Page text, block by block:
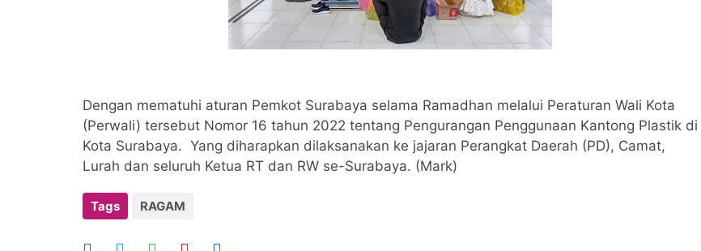
Dengan mematuhi aturan Pemkot Surabaya selama Ramadhan melalui Peraturan Wali Kota
(Perwali) tersebut Nomor 16 tahun 2022 tentang Pengurangan Penggunaan Kantong Plastik di
Kota Surabaya. Yang diharapkan dilaksanakan ke jajaran Perangkat Daerah (PD), Camat,
Lurah dan seluruh Ketua RT dan RW se-Surabaya. (Mark)
Tags RAGAM